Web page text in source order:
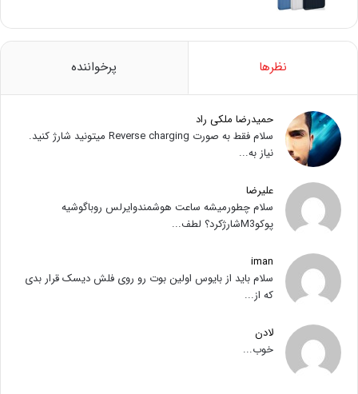
نظرها پرخواننده
حمیدرضا ملکی راد
سلام فقط به صورت Reverse charging میتونید شارژ کنید.
نیاز به...
علیرضا
سلام چطورمیشه ساعت هوشمندوایرلس روباگوشیه
پوکوM3شارژکرد؟ لطف...
iman
سلام باید از بایوس اولین بوت رو روی فلش دیسک قرار بدی
که از...
لادن
خوب...